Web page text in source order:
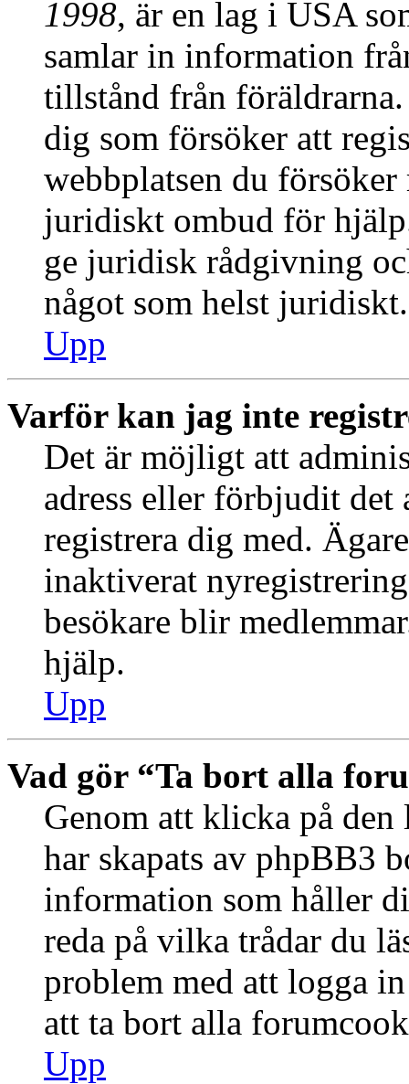
1998, är en lag i USA
samlar in information
tillstånd från
dig som försöker att
webbplatsen du
juridiskt ombud för
ge juridisk rådgivning
något som helst juridiskt.
Upp
Varför kan jag inte
Det är möjligt att
adress eller förbjudit det
registrera dig med.
inaktiverat
besökare blir
hjälp.
Upp
Vad gör “Ta bort alla
Genom att klicka på den
har skapats av phpBB3
information som håller
reda på vilka trådar du
problem med att logga
att ta bort alla
Upp